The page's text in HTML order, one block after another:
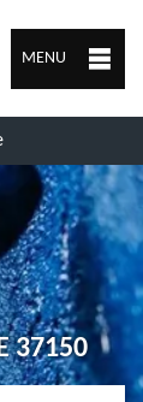
MENU
37150